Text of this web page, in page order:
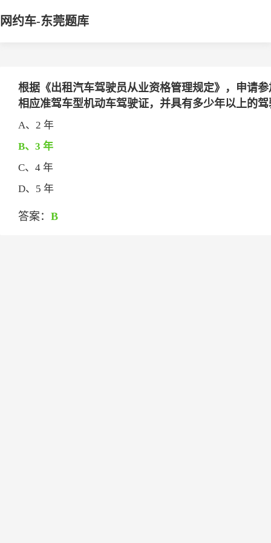
网约车-东莞题库
根据《出租汽车驾驶员从业资格管理规定》，申请
相应准驾车型机动车驾驶证，并具有多少年以上的驾
A、2 年
B、3 年
C、4 年
D、5 年
答案： B